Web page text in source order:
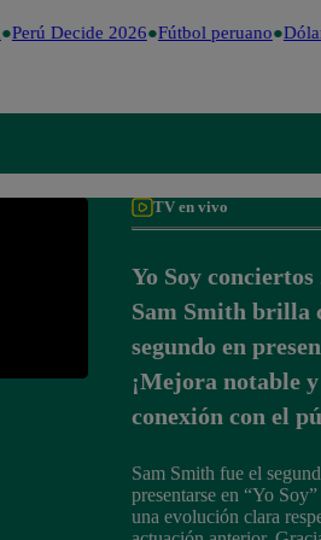
Perú Decide 2026 Fútbol peruano Dólar
TV en vivo
Yo Soy conciertos
Sam Smith brilla
segundo en
¡Mejora notable
conexión con el
Sam Smith fue el
presentarse en “Yo
una evolución clara